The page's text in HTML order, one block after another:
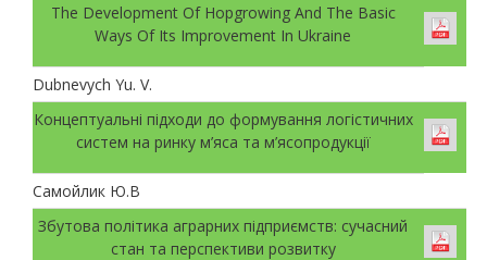
The Development Of Hopgrowing And The Basic
Ways Of Its Improvement In Ukraine
Dubnevych Yu. V.
Концептуальні підходи до формування логістичних
систем на ринку м’яса та м’ясопродукції
Самойлик Ю.В
Збутова політика аграрних підприємств: сучасний
стан та перспективи розвитку